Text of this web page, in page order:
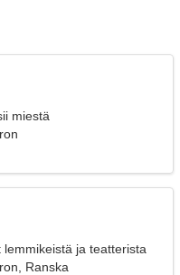
miestä
ja teatterista
Ranska